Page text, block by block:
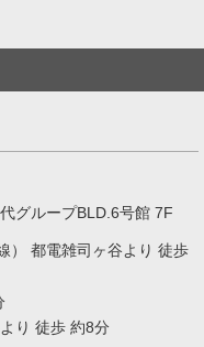
グループBLD.6号館 7F
） 都電雑司ヶ谷より 徒歩
り 徒歩 約8分